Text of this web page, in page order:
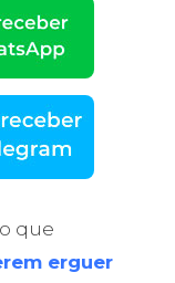
que
erguer